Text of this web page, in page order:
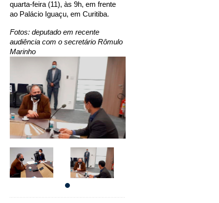
quarta-feira (11), às 9h, em frente
ao Palácio Iguaçu, em Curitiba.
Fotos: deputado em recente
audiência com o secretário Rômulo
Marinho